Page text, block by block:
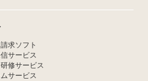
求ソフト
サービス
修サービス
サービス